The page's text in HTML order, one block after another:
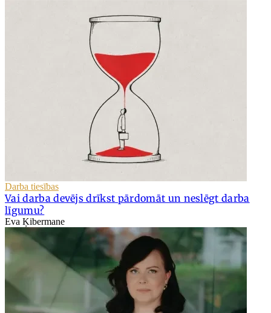
Darba tiesības
Vai darba devējs drīkst pārdomāt un neslēgt darba
līgumu?
Eva Ķibermane